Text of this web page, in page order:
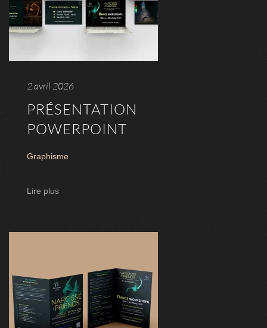
2 avril 2026
PRÉSENTATION
POWERPOINT
Graphisme
Lire plus